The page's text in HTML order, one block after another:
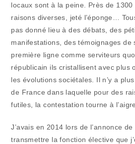
locaux sont à la peine. Près de
raisons diverses, jeté l’éponge…
pas donné lieu à des débats, des
manifestations, des témoignages de
première ligne comme serviteurs
républicain ils cristallisent avec plus
les évolutions sociétales. Il n’y a
de France dans laquelle pour des
futiles, la contestation tourne à
J’avais en 2014 lors de l’annonce
transmettre la fonction élective que